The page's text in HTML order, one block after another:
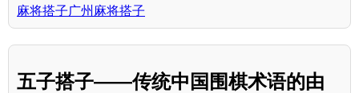
麻将搭子广州麻将搭子
五子搭子——传统中国围棋术语的由